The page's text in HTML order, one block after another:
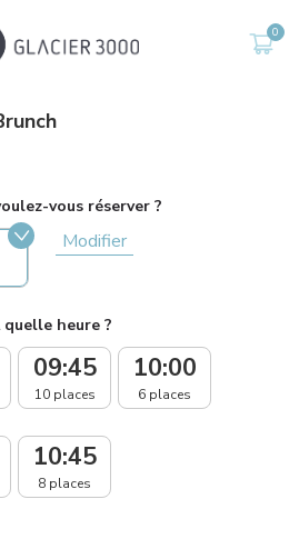
vous réserver ?
Modifier
quelle heure ?
09:45
10 places
10:00
6 places
10:45
8 places